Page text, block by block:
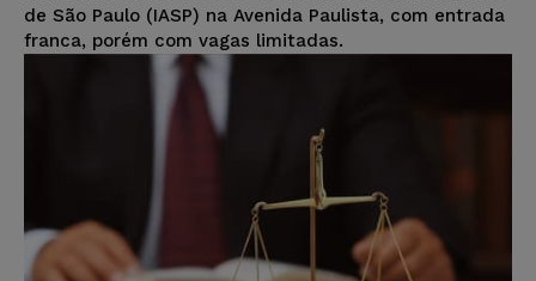
de São Paulo (IASP) na Avenida Paulista, com entrada
franca, porém com vagas limitadas.